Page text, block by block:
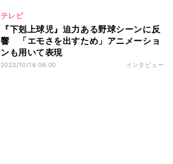
テレビ
『下剋上球児』迫力ある野球シーンに反
響 「エモさを出すため」アニメーショ
ンも用いて表現
2023/10/16 06:00 インタビュー